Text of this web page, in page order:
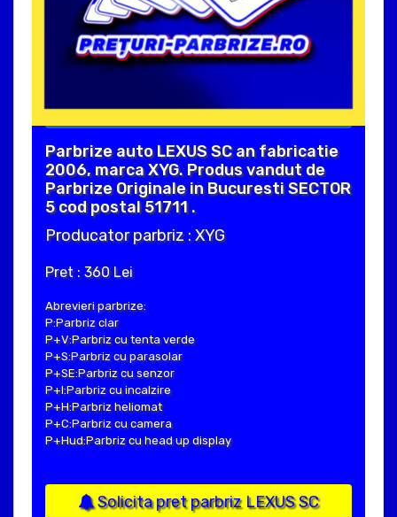
Parbrize auto LEXUS SC an fabricatie
2006, marca XYG. Produs vandut de
Parbrize Originale in Bucuresti SECTOR
5 cod postal 51711 .
Producator parbriz : XYG
Pret : 360 Lei
Abrevieri parbrize:
P:Parbriz clar
P+V:Parbriz cu tenta verde
P+S:Parbriz cu parasolar
P+SE:Parbriz cu senzor
P+I:Parbriz cu incalzire
P+H:Parbriz heliomat
P+C:Parbriz cu camera
P+Hud:Parbriz cu head up display
Solicita pret parbriz LEXUS SC